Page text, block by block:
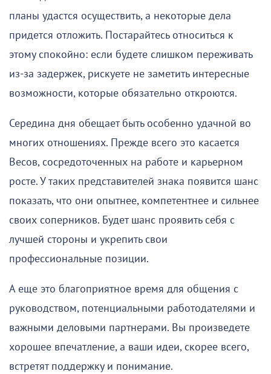
планы удастся осуществить, а некоторые дела
придется отложить. Постарайтесь относиться к
этому спокойно: если будете слишком переживать
из-за задержек, рискуете не заметить интересные
возможности, которые обязательно откроются.
Середина дня обещает быть особенно удачной во
многих отношениях. Прежде всего это касается
Весов, сосредоточенных на работе и карьерном
росте. У таких представителей знака появится шанс
показать, что они опытнее, компетентнее и сильнее
своих соперников. Будет шанс проявить себя с
лучшей стороны и укрепить свои
профессиональные позиции.
А еще это благоприятное время для общения с
руководством, потенциальными работодателями и
важными деловыми партнерами. Вы произведете
хорошее впечатление, а ваши идеи, скорее всего,
встретят поддержку и понимание.